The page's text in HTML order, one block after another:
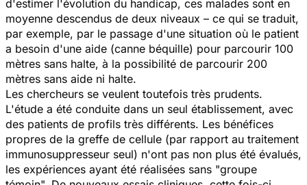
d'estimer l'évolution du handicap, ces malades sont en
moyenne descendus de deux niveaux – ce qui se traduit,
par exemple, par le passage d'une situation où le patient
a besoin d'une aide (canne béquille) pour parcourir 100
mètres sans halte, à la possibilité de parcourir 200
mètres sans aide ni halte.
Les chercheurs se veulent toutefois très prudents.
L'étude a été conduite dans un seul établissement, avec
des patients de profils très différents. Les bénéfices
propres de la greffe de cellule (par rapport au traitement
immunosuppresseur seul) n'ont pas non plus été évalués,
les expériences ayant été réalisées sans "groupe